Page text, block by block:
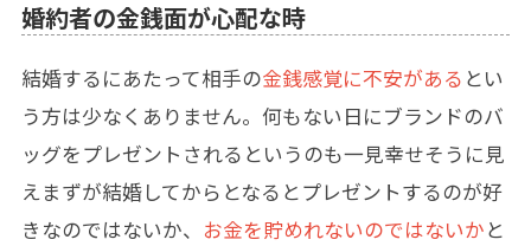
婚約者の金銭面が心配な時
結婚するにあたって相手の金銭感覚に不安がある とい
う方は少なくありません。何もない日にブランドのバ
ッグをプレゼントされるというのも一見幸せそうに見
えまずが結婚してからとなるとプレゼントするのが好
きなのではないか、 お金を貯めれないのではないかと